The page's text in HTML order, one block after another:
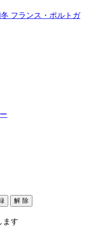
フランス・ポルトガ
ます